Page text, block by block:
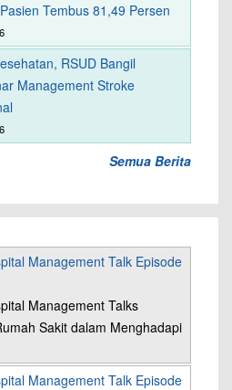
Tembus 81,49 Persen
RSUD Bangil
Management Stroke
Semua Berita
Management Talk Episode
Management Talks
Sakit dalam Menghadapi
Management Talk Episode